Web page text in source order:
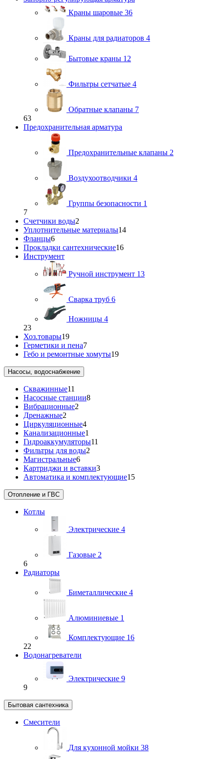
Краны шаровые 36
Краны для радиаторов 4
Бытовые краны 12
Фильтры сетчатые 4
Обратные клапаны 7
63
Предохранительная арматура
Предохранительные клапаны 2
Воздухоотводчики 4
Группы безопасности 1
7
Счетчики воды2
Уплотнительные материалы14
Фланцы6
Прокладки сантехнические16
Инструмент
Ручной инструмент 13
Сварка труб 6
Ножницы 4
23
Хоз.товары19
Герметики и пена7
Гебо и ремонтные хомуты19
Насосы, водоснабжение
Скважинные11
Насосные станции8
Вибрационные2
Дренажные2
Циркуляционные4
Канализационные1
Гидроаккумуляторы11
Фильтры для воды2
Магистральные6
Картриджи и вставки3
Автоматика и комплектующие15
Отопление и ГВС
Котлы
Электрические 4
Газовые 2
6
Радиаторы
Биметаллические 4
Алюминиевые 1
Комплектующие 16
22
Водонагреватели
Электрические 9
9
Бытовая сантехника
Смесители
Для кухонной мойки 38